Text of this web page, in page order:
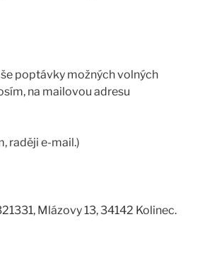
poptávky možných volných
na mailovou adresu
raději e-mail.)
Mlázovy 13, 34142 Kolinec.